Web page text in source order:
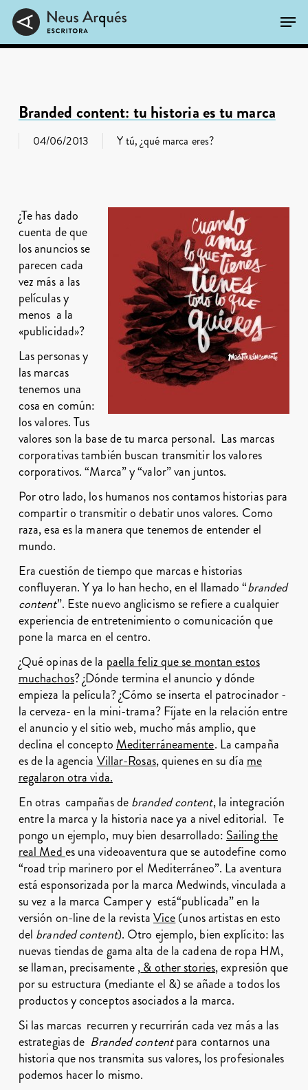
Skip
main
Branded content: tu historia es tu marca
04/06/2013 Y tú, ¿qué marca eres?
¿Te has dado
cuenta de que
los anuncios se
parecen cada
vez más a las
películas y
menos a la
«publicidad»?
Las personas y
las marcas
tenemos una
cosa en común:
los valores. Tus
valores son la base de tu marca personal. Las marcas
corporativas también buscan transmitir los valores
corporativos. “Marca” y “valor” van juntos.
Por otro lado, los humanos nos contamos historias para
compartir o transmitir o debatir unos valores. Como
raza, esa es la manera que tenemos de entender el
mundo.
Era cuestión de tiempo que marcas e historias
confluyeran. Y ya lo han hecho, en el llamado “branded
content”. Este nuevo anglicismo se refiere a cualquier
experiencia de entretenimiento o comunicación que
pone la marca en el centro.
¿Qué opinas de la paella feliz que se montan estos
muchachos? ¿Dónde termina el anuncio y dónde
empieza la película? ¿Cómo se inserta el patrocinador -
la cerveza- en la mini-trama? Fíjate en la relación entre
el anuncio y el sitio web, mucho más amplio, que
declina el concepto Mediterráneamente. La campaña
es de la agencia Villar-Rosas, quienes en su día me
regalaron otra vida.
En otras campañas debranded content, la integración
entre la marca y la historia nace ya a nivel editorial. Te
pongo un ejemplo, muy bien desarrollado: Sailing the
real Medes una videoaventura que se autodefine como
“road trip marinero por el Mediterráneo”. La aventura
está esponsorizada por la marca Medwinds, vinculada a
su vez a la marca Camper y está“publicada” en la
versión on-line de la revistaVice(unos artistas en esto
del branded content). Otro ejemplo, bien explícito: las
nuevas tiendas de gama alta de la cadena de ropa HM,
se llaman, precisamente ,& other stories, expresión que
por su estructura (mediante el &) se añade a todos los
productos y conceptos asociados a la marca.
Si las marcas recurren y recurrirán cada vez más a las
estrategias de Branded contentpara contarnos una
historia que nos transmita sus valores, los profesionales
podemos hacer lo mismo.
Close